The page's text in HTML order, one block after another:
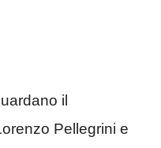
il
Pellegrini e